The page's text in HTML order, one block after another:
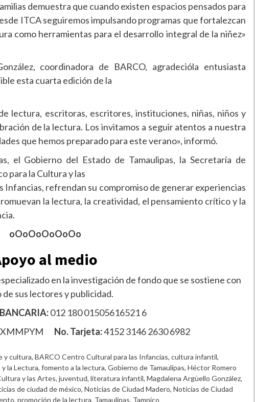
demuestra que cuando existen espacios pensados para
ITCA seguiremos impulsando programas que fortalezcan
como herramientas para el desarrollo integral de la niñez»
coordinadora de BARCO, agradecióla entusiasta
esta cuarta edición de la
lectura, escritoras, escritores, instituciones, niñas, niños y
de la lectura. Los invitamos a seguir atentos a nuestra
que hemos preparado para este verano», informó.
el Gobierno del Estado de Tamaulipas, la Secretaría de
para la Cultura y las
Infancias, refrendan su compromiso de generar experiencias
la lectura, la creatividad, el pensamiento crítico y la
oOoOoOoOoOo
al medio
en la investigación de fondo que se sostiene con
de sus lectores y publicidad.
012 180 01505616521 6
No. Tarjeta:4152 3146 2630 6982
y cultura, BARCO Centro Cultural para las Infancias, cultura infantil,
la Lectura, fomento a la lectura, Gobierno de Tamaulipas, Héctor Romero
y las Artes, juventud, literatura infantil, Magdalena Argüello González,
de ciudad de méxico, Noticias de Ciudad Madero, Noticias de Ciudad
, promoción de la lectura, Tamaulipas, Tampico